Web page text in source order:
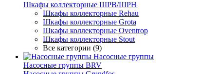
Шкафы коллекторные ШРВ/ШРН
Шкафы коллекторные Rehau
Шкафы коллекторные Grota
Шкафы коллекторные Oventrop
Шкафы коллекторные Stout
Все категории (9)
Насосные группы
Насосные группы BRV